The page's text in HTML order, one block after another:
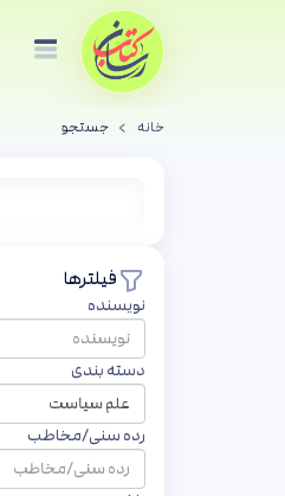
خانه جستجو
فیلترها
نویسنده
نویسنده
دسته بندی
علم سیاست
رده سنی/مخاطب
رده سنی/مخاطب